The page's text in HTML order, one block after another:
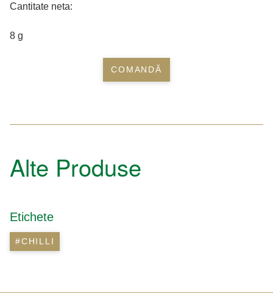
Cantitate neta:
8 g
COMANDĂ
Alte Produse
Etichete
#CHILLI